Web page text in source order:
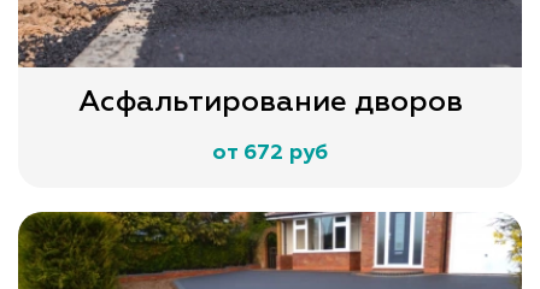
Асфальтирование дворов
от 672 руб